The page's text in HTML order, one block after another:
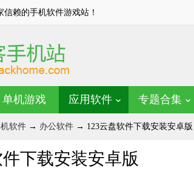
赖的手机软件游戏站！
单机游戏 应用软件 专题合集
软件 → 办公软件 → 123云盘软件下载安装安卓版
下载安装安卓版